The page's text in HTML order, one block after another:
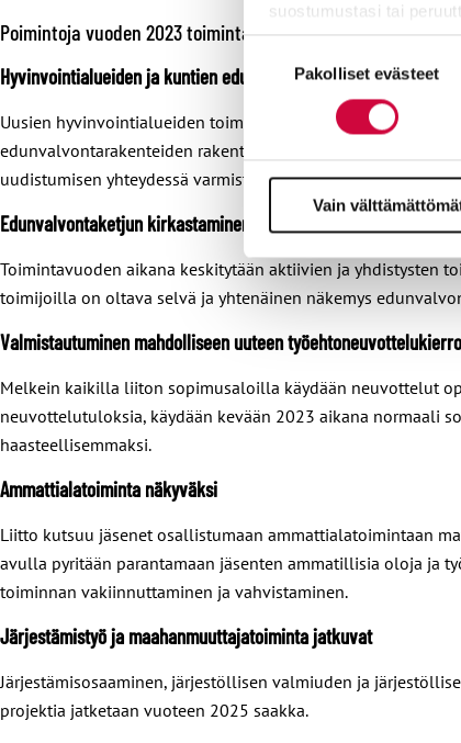
suostumustasi tai
Evästeistä osa on
valinta
Pakolliset evästeet
Vain
Poimintoja vuoden 2023 toimintasuunnitelmasta
Hyvinvointialueiden ja kuntien edunvalvontarakenteet kuntoon
Uusien hyvinvointialueiden toiminta käynnistyy vuoden
edunvalvontarakenteiden rakentamista ja aseman
uudistumisen yhteydessä varmistetaan, että yhdistykset
Edunvalvontaketjun kirkastaminen ja tehtäväjaon selkeyttäminen
Toimintavuoden aikana keskitytään aktiivien ja yhdistysten
toimijoilla on oltava selvä ja yhtenäinen näkemys
Valmistautuminen mahdolliseen uuteen
Melkein kaikilla liiton sopimusaloilla käydään neuvottelut
neuvottelutuloksia, käydään kevään 2023 aikana normaali
haasteellisemmaksi.
Ammattialatoiminta näkyväksi
Liitto kutsuu jäsenet osallistumaan ammattialatoimintaan
avulla pyritään parantamaan jäsenten ammatillisia oloja ja
toiminnan vakiinnuttaminen ja vahvistaminen.
Järjestämistyö ja maahanmuuttajatoiminta jatkuvat
Järjestämisosaaminen, järjestöllisen valmiuden ja
projektia jatketaan vuoteen 2025 saakka.